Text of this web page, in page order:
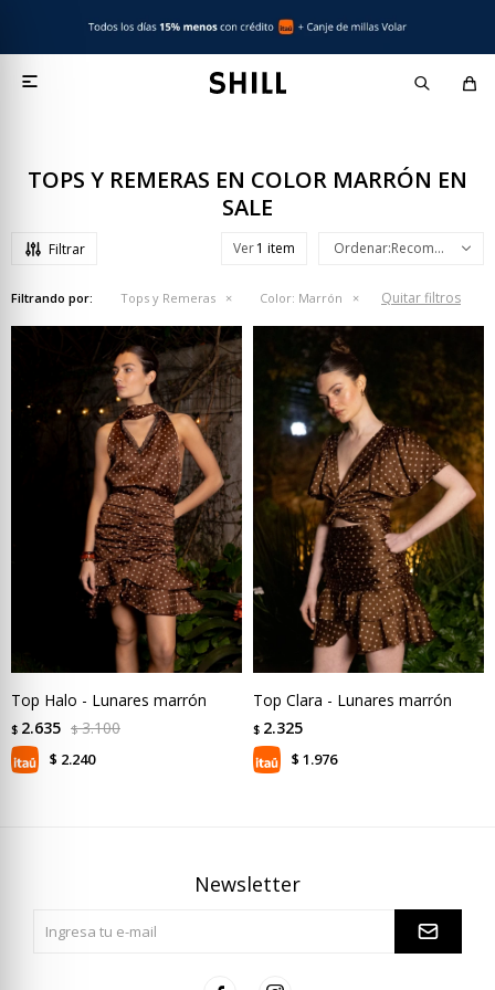

TOPS Y REMERAS EN COLOR MARRÓN EN
SALE
Ver Recomendados
Filtrando por: Tops y Remeras Color: Marrón Quitar filtros
Top Halo - Lunares marrón
$ 2.635 $ 3.100
$ 2.240
Top Clara - Lunares marrón
$ 2.325
$ 1.976
Newsletter